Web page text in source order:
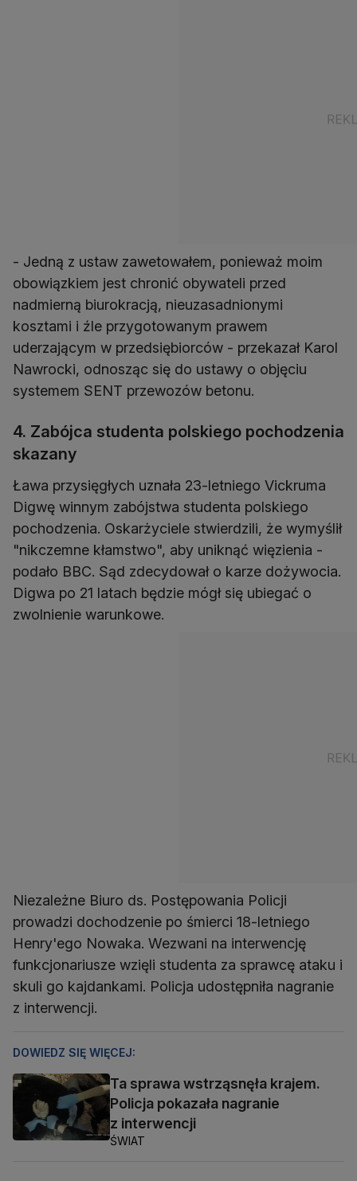
- Jedną z ustaw zawetowałem, ponieważ moim
obowiązkiem jest chronić obywateli przed
nadmierną biurokracją, nieuzasadnionymi
kosztami i źle przygotowanym prawem
uderzającym w przedsiębiorców - przekazał Karol
Nawrocki, odnosząc się do ustawy o objęciu
systemem SENT przewozów betonu.
4. Zabójca studenta polskiego pochodzenia
skazany
Ława przysięgłych uznała 23-letniego Vickruma
Digwę winnym zabójstwa studenta polskiego
pochodzenia. Oskarżyciele stwierdzili, że wymyślił
"nikczemne kłamstwo", aby uniknąć więzienia -
podało BBC. Sąd zdecydował o karze dożywocia.
Digwa po 21 latach będzie mógł się ubiegać o
zwolnienie warunkowe.
Niezależne Biuro ds. Postępowania Policji
prowadzi dochodzenie po śmierci 18-letniego
Henry'ego Nowaka. Wezwani na interwencję
funkcjonariusze wzięli studenta za sprawcę ataku i
skuli go kajdankami. Policja udostępniła nagranie
z interwencji.
DOWIEDZ SIĘ WIĘCEJ:
Ta sprawa wstrząsnęła krajem.
Policja pokazała nagranie
z interwencji
ŚWIAT